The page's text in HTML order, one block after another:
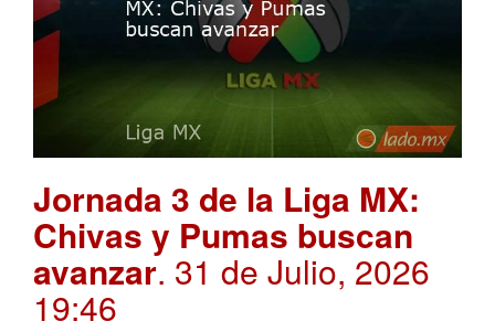
Jornada 3 de la Liga MX:
Chivas y Pumas buscan
avanzar. 31 de Julio, 2026
19:46